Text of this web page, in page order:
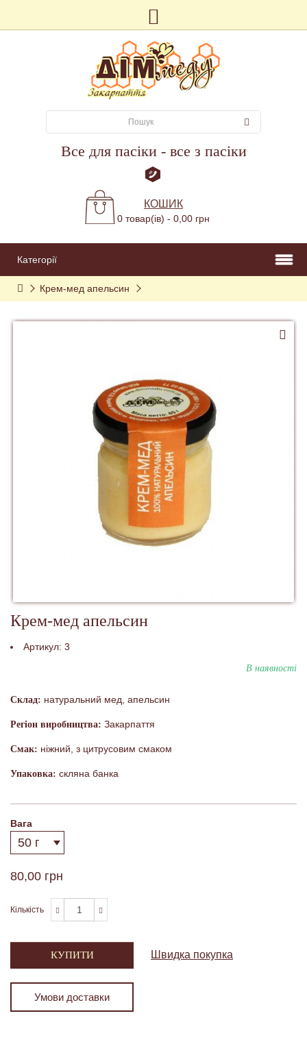
Все для пасіки - все з пасіки
КОШИК
0 товар(ів) - 0,00 грн
Категорії
Крем-мед апельсин
Крем-мед апельсин
Артикул: 3
В наявності
Склад: натуральний мед, апельсин
Регіон виробництва: Закарпаття
Смак: ніжний, з цитрусовим смаком
Упаковка: скляна банка
Вага
80,00 грн
Кількість
КУПИТИ Швидка покупка
Умови доставки